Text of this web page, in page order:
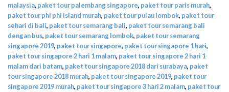
malaysia, paket tour palembang singapore, paket tour paris murah,
paket tour phi phi island murah, paket tour pulau lombok, paket tour
sehari di bali, paket tour semarang bali, paket tour semarang bali
dengan bus, paket tour semarang lombok, paket tour semarang
singapore 2019, paket tour singapore, paket tour singapore 1 hari,
paket tour singapore 2 hari 1 malam, paket tour singapore 2 hari 1
malam dari batam, paket tour singapore 2018 dari surabaya, paket
tour singapore 2018 murah, paket tour singapore 2019, paket tour
singapore 2019 murah, paket tour singapore 3 hari 2 malam, paket tour